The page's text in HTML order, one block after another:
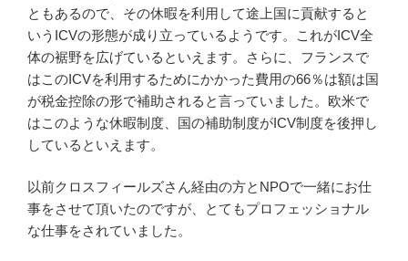
ともあるので、その休暇を利用して途上国に貢献すると
いうICVの形態が成り立っているようです。これがICV全
体の裾野を広げているといえます。さらに、フランスで
はこのICVを利用するためにかかった費用の66％は額は国
が税金控除の形で補助されると言っていました。欧米で
はこのような休暇制度、国の補助制度がICV制度を後押し
しているといえます。
以前クロスフィールズさん経由の方とNPOで一緒にお仕
事をさせて頂いたのですが、とてもプロフェッショナル
な仕事をされていました。